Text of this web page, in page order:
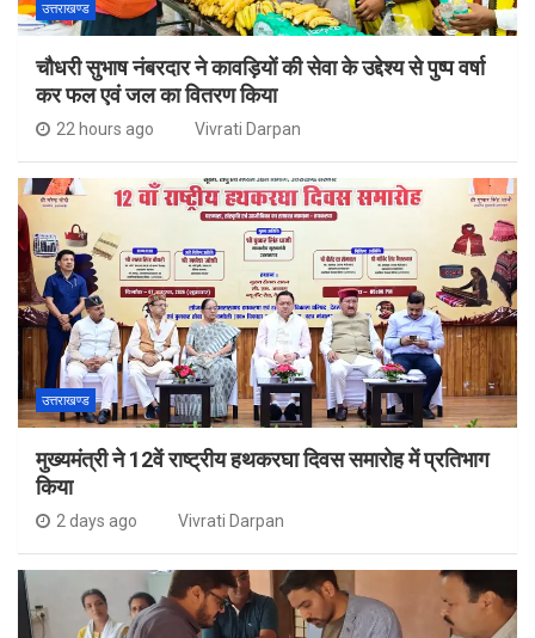
उत्तराखण्ड
चौधरी सुभाष नंबरदार ने कावड़ियों की सेवा के उद्देश्य से पुष्प वर्षा
कर फल एवं जल का वितरण किया
22 hours ago Vivrati Darpan
उत्तराखण्ड
मुख्यमंत्री ने 12वें राष्ट्रीय हथकरघा दिवस समारोह में प्रतिभाग
किया
2 days ago Vivrati Darpan